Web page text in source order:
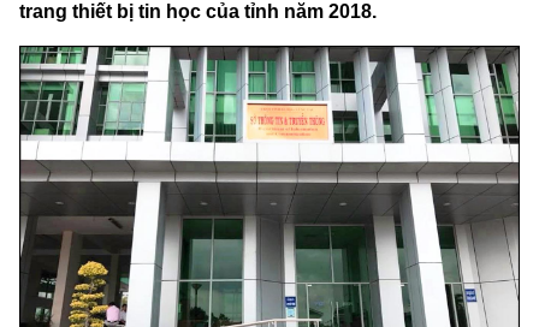
trang thiết bị tin học của tỉnh năm 2018.